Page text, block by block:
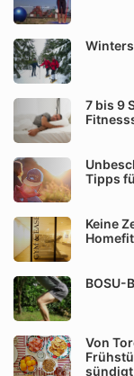
7 bis 9
Tipps
Keine
BOSU-
Von
sündigt